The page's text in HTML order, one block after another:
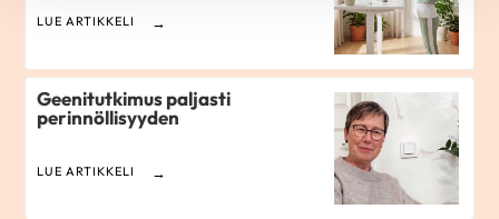
LUE ARTIKKELI
Geenitutkimus paljasti
perinnöllisyyden
LUE ARTIKKELI